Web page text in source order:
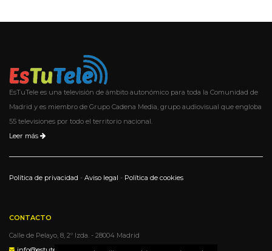
EsTuTele es una televisión de ámbito autonómico para toda la Comunidad de
Madrid y es miembro de Grupo Cadena Media, grupo audiovisual que engloba
55 televisiones por todo el territorio nacional.
Leer más
Política de privacidad - Aviso legal - Política de cookies
CONTACTO
Calle de Pelayo, 8, 2º Izda. - 28004 Madrid